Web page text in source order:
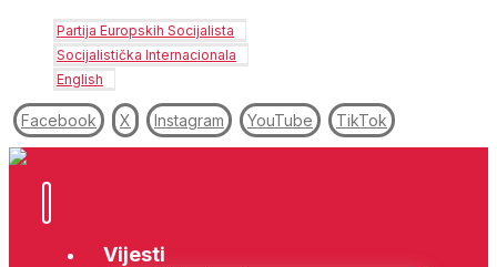
Partija Europskih Socijalista
Socijalistička Internacionala
English
Facebook X Instagram YouTube TikTok
Vijesti